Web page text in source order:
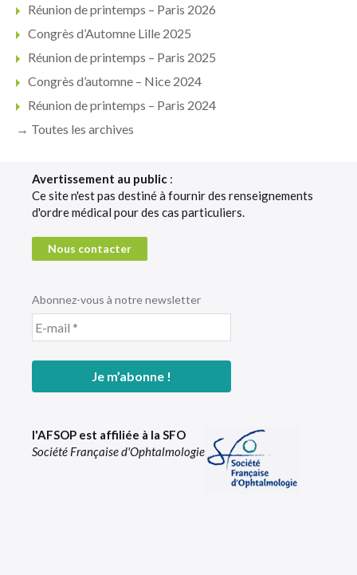
Réunion de printemps – Paris 2026
Congrès d’Automne Lille 2025
Réunion de printemps – Paris 2025
Congrès d’automne – Nice 2024
Réunion de printemps – Paris 2024
→ Toutes les archives
Avertissement au public :
Ce site n'est pas destiné à fournir des renseignements
d'ordre médical pour des cas particuliers.
Nous contacter
Abonnez-vous à notre newsletter
l'AFSOP est affiliée à la SFO
Société Française d'Ophtalmologie